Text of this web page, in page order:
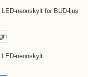
neonskylt för BUD-ljus
neonskylt